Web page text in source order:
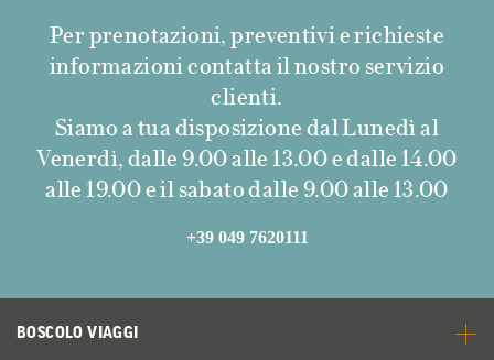
Per prenotazioni, preventivi e richieste
informazioni contatta il nostro servizio
clienti.
Siamo a tua disposizione dal Lunedì al
Venerdì, dalle 9.00 alle 13.00 e dalle 14.00
alle 19.00 e il sabato dalle 9.00 alle 13.00
+39 049 7620111
BOSCOLO VIAGGI